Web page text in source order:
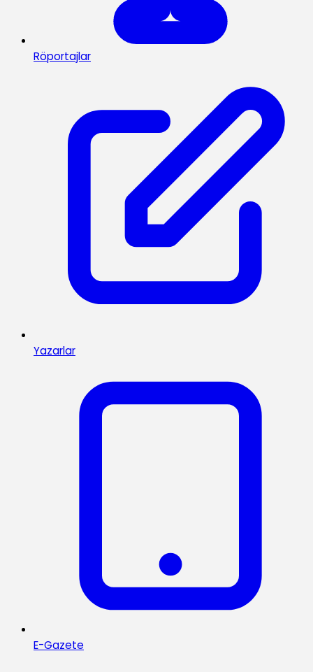
Röportajlar
Yazarlar
E-Gazete